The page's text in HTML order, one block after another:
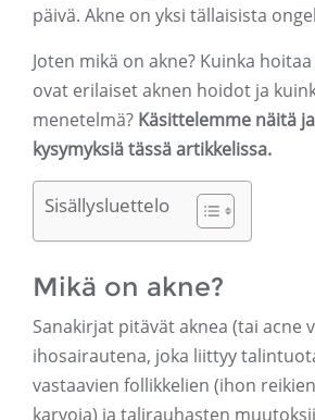
päivä. Akne on yksi tällaisista
Joten mikä on akne? Kuinka
ovat erilaiset aknen hoidot ja
menetelmä? Käsittelemme näitä
kysymyksiä tässä artikkelissa.
Sisällysluettelo
Mikä on akne?
Sanakirjat pitävät aknea (tai acne
ihosairautena, joka liittyy
vastaavien follikkelien (ihon
karvoja) ja talirauhasten